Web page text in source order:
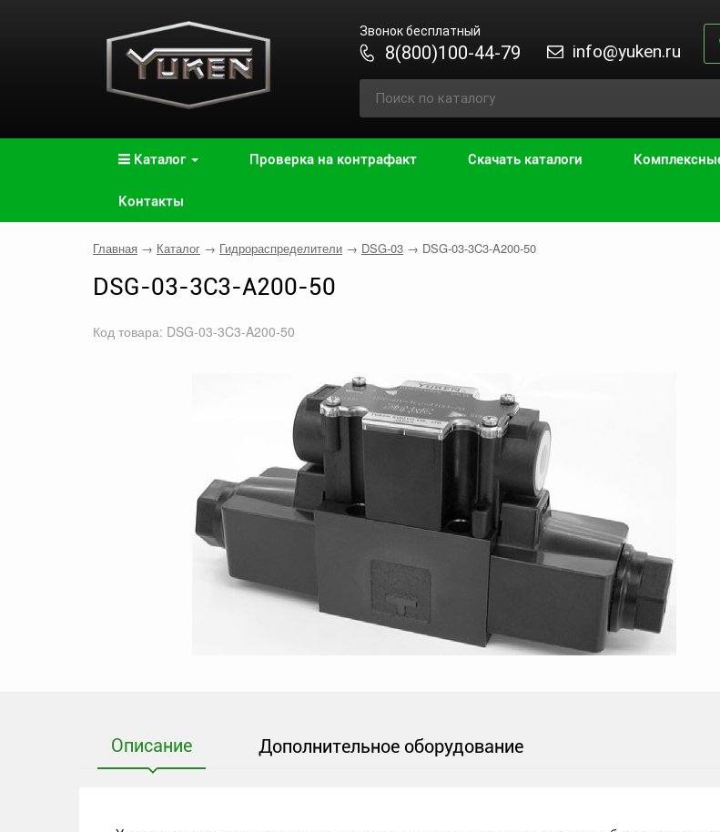
Звонок бесплатный
8(800)100-44-79 info@yuken.ru
Каталог Проверка на контрафакт Скачать каталоги
Контакты
Главная → Каталог → Гидрораспределители → DSG-03 → DSG-03-3C3-A200-50
DSG-03-3C3-A200-50
Код товара: DSG-03-3C3-A200-50
Описание Дополнительное оборудование